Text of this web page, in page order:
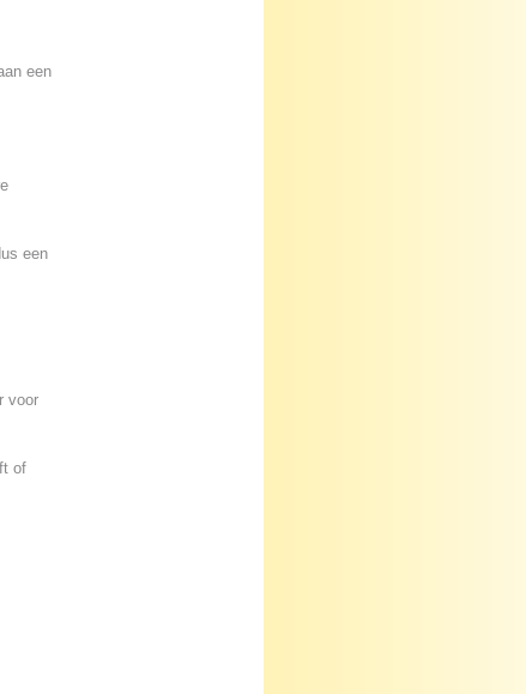
een
een
voor
of